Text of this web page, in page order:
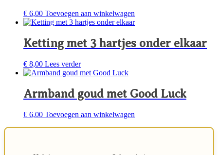
€ 6,00 Toevoegen aan winkelwagen
Ketting met 3 hartjes onder elkaar
€ 8,00 Lees verder
Armband goud met Good Luck
€ 6,00 Toevoegen aan winkelwagen